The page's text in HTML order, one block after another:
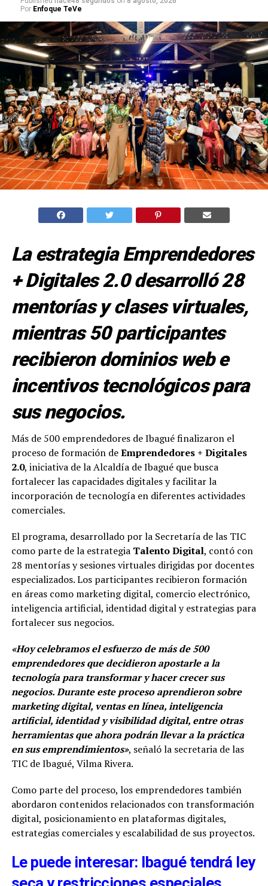
Por Enfoque TeVe
La estrategia Emprendedores
+ Digitales 2.0 desarrolló 28
mentorías y clases virtuales,
mientras 50 participantes
recibieron dominios web e
incentivos tecnológicos para
sus negocios.
Más de 500 emprendedores de Ibagué finalizaron el
proceso de formación deEmprendedores + Digitales
2.0, iniciativa de la Alcaldía de Ibagué que busca
fortalecer las capacidades digitales y facilitar la
incorporación de tecnología en diferentes actividades
comerciales.
El programa, desarrollado por la Secretaría de las TIC
como parte de la estrategia Talento Digital, contó con
28 mentorías y sesiones virtuales dirigidas por docentes
especializados. Los participantes recibieron formación
en áreas como marketing digital, comercio electrónico,
inteligencia artificial, identidad digital y estrategias para
fortalecer sus negocios.
«Hoy celebramos el esfuerzo de más de 500
emprendedores que decidieron apostarle a la
tecnología para transformar y hacer crecer sus
negocios. Durante este proceso aprendieron sobre
marketing digital, ventas en línea, inteligencia
artificial, identidad y visibilidad digital, entre otras
herramientas que ahora podrán llevar a la práctica
en sus emprendimientos», señaló la secretaria de las
TIC de Ibagué, Vilma Rivera.
Como parte del proceso, los emprendedores también
abordaron contenidos relacionados con transformación
digital, posicionamiento en plataformas digitales,
estrategias comerciales y escalabilidad de sus proyectos.
Le puede interesar: Ibagué tendrá ley